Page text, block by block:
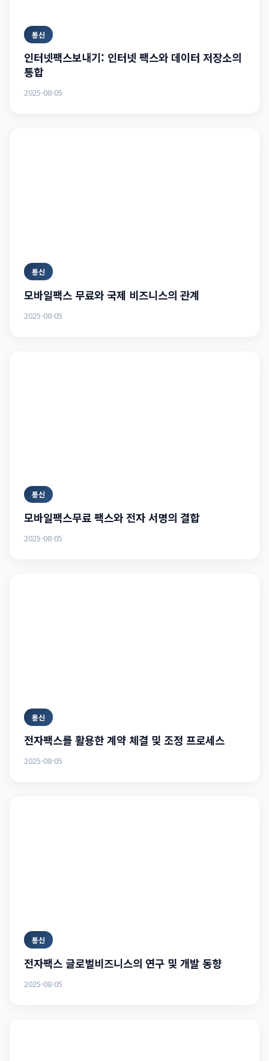
통신
인터넷팩스보내기: 인터넷 팩스와 데이터 저장소의
통합
2025-08-05
통신
모바일팩스 무료와 국제 비즈니스의 관계
2025-08-05
통신
모바일팩스무료 팩스와 전자 서명의 결합
2025-08-05
통신
전자팩스를 활용한 계약 체결 및 조정 프로세스
2025-08-05
통신
전자팩스 글로벌비즈니스의 연구 및 개발 동향
2025-08-05